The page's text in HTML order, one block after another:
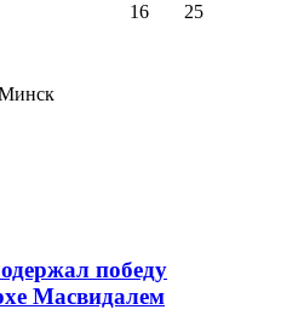
16 25
победу
Масвидалем